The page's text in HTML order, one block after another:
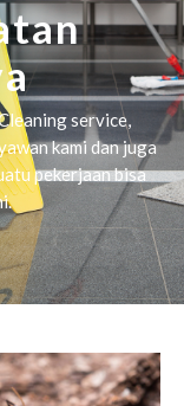
service,
kami dan juga
pekerjaan bisa